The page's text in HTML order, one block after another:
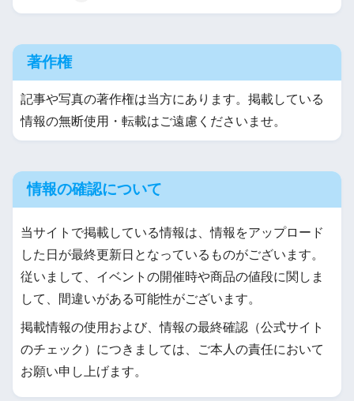
著作権
記事や写真の著作権は当方にあります。掲載している
情報の無断使用・転載はご遠慮くださいませ。
情報の確認について
当サイトで掲載している情報は、情報をアップロード
した日が最終更新日となっているものがございます。
従いまして、イベントの開催時や商品の値段に関しま
して、間違いがある可能性がございます。
掲載情報の使用および、情報の最終確認（公式サイト
のチェック）につきましては、ご本人の責任において
お願い申し上げます。